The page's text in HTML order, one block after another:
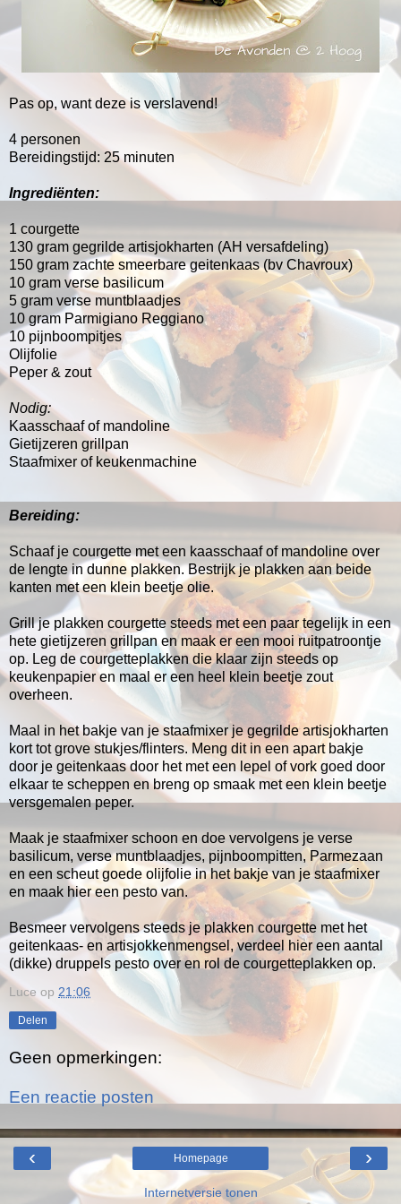
Pas op, want deze is verslavend!
4 personen
Bereidingstijd: 25 minuten
Ingrediënten:
1 courgette
130 gram gegrilde artisjokharten (AH versafdeling)
150 gram zachte smeerbare geitenkaas (bv Chavroux)
10 gram verse basilicum
5 gram verse muntblaadjes
10 gram Parmigiano Reggiano
10 pijnboompitjes
Olijfolie
Peper & zout
Nodig:
Kaasschaaf of mandoline
Gietijzeren grillpan
Staafmixer of keukenmachine
Bereiding:
Schaaf je courgette met een kaasschaaf of mandoline over
de lengte in dunne plakken. Bestrijk je plakken aan beide
kanten met een klein beetje olie.
Grill je plakken courgette steeds met een paar tegelijk in een
hete gietijzeren grillpan en maak er een mooi ruitpatroontje
op. Leg de courgetteplakken die klaar zijn steeds op
keukenpapier en maal er een heel klein beetje zout
overheen.
Maal in het bakje van je staafmixer je gegrilde artisjokharten
kort tot grove stukjes/flinters. Meng dit in een apart bakje
door je geitenkaas door het met een lepel of vork goed door
elkaar te scheppen en breng op smaak met een klein beetje
versgemalen peper.
Maak je staafmixer schoon en doe vervolgens je verse
basilicum, verse muntblaadjes, pijnboompitten, Parmezaan
en een scheut goede olijfolie in het bakje van je staafmixer
en maak hier een pesto van.
Besmeer vervolgens steeds je plakken courgette met het
geitenkaas- en artisjokkenmengsel, verdeel hier een aantal
(dikke) druppels pesto over en rol de courgetteplakken op.
Luce op 21:06
Delen
Geen opmerkingen:
Een reactie posten
‹ ›
Homepage
Internetversie tonen